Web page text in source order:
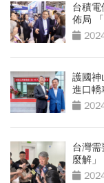
台積
佈局
護國
進口
台灣
麼解
擴廠